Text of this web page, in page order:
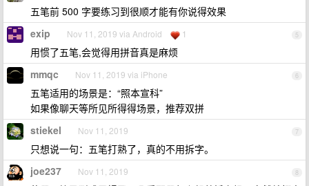
五笔前 500 字要练习到很顺才能有你说得效果
5
exip Nov 11, 2019 via Android 1
用惯了五笔,会觉得用拼音真是麻烦
6
mmqc Nov 11, 2019 via iPhone
五笔适用的场景是：“照本宣科”
如果像聊天等所见所得得场景，推荐双拼
7
stiekel Nov 11, 2019
只想说一句：五笔打熟了，真的不用拆字。
8
joe237 Nov 11, 2019